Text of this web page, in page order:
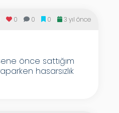
0 0 0 3 yıl önce
önce sattığım
hasarsızlık